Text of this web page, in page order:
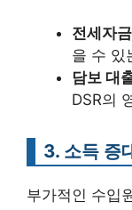
전세자
을 수 있
담보 대
DSR의
3. 소득 증
부가적인 수입